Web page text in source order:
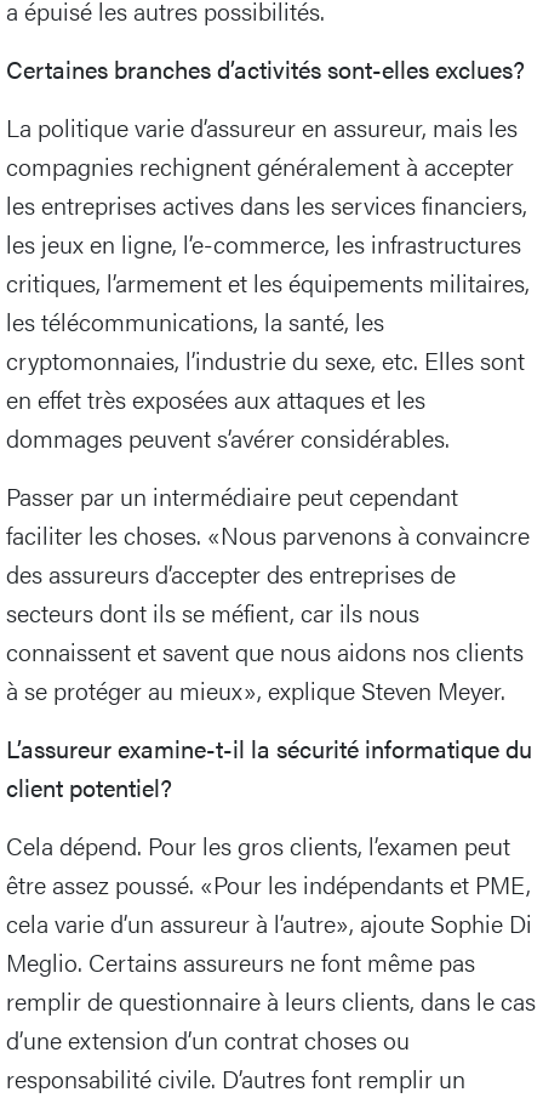
a épuisé les autres possibilités.
Certaines branches d’activités sont-elles exclues?
La politique varie d’assureur en assureur, mais les
compagnies rechignent généralement à accepter
les entreprises actives dans les services financiers,
les jeux en ligne, l’e-commerce, les infrastructures
critiques, l’armement et les équipements militaires,
les télécommunications, la santé, les
cryptomonnaies, l’industrie du sexe, etc. Elles sont
en effet très exposées aux attaques et les
dommages peuvent s’avérer considérables.
Passer par un intermédiaire peut cependant
faciliter les choses. «Nous parvenons à convaincre
des assureurs d’accepter des entreprises de
secteurs dont ils se méfient, car ils nous
connaissent et savent que nous aidons nos clients
à se protéger au mieux», explique Steven Meyer.
L’assureur examine-t-il la sécurité informatique du
client potentiel?
Cela dépend. Pour les gros clients, l’examen peut
être assez poussé. «Pour les indépendants et PME,
cela varie d’un assureur à l’autre», ajoute Sophie Di
Meglio. Certains assureurs ne font même pas
remplir de questionnaire à leurs clients, dans le cas
d’une extension d’un contrat choses ou
responsabilité civile. D’autres font remplir un